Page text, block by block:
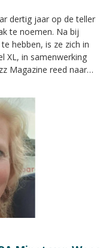
dertig jaar op de teller
te noemen. Na bij
hebben, is ze zich in
XL, in samenwerking
Magazine reed naar